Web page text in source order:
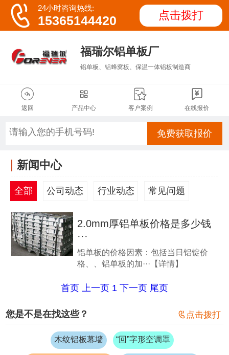
 24小时咨询热线:
15365144420 点击拨打
福瑞尔铝单板厂
铝单板、铝蜂窝板、保温一体铝板制造商

返回

产品中心

客户案例

在线报价
免费获取报价
新闻中心
全部 公司动态 行业动态 常见问题
2.0mm厚铝单板价格是多少钱
···
铝单板的价格因素：包括当日铝锭价
格、、铝单板的加···【详情】
首页 上一页 1 下一页 尾页
您是不是在找这些？  点击拨打
木纹铝板幕墙 “回”字形空调罩